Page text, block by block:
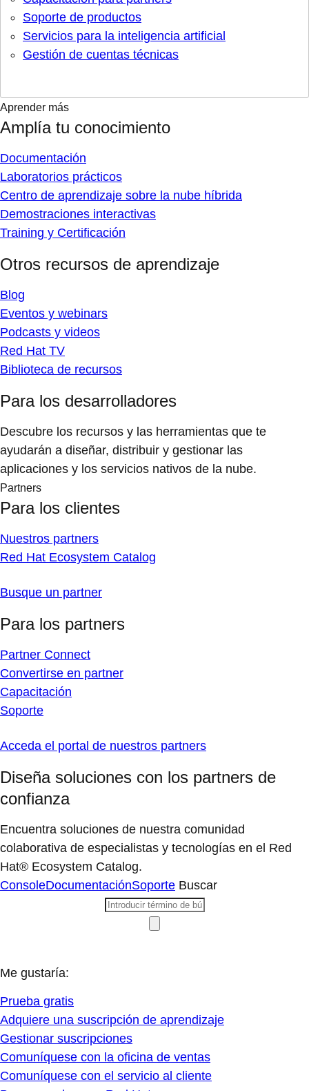
Soporte de productos
Servicios para la inteligencia artificial
Gestión de cuentas técnicas
Aprender más
Amplía tu conocimiento
Documentación
Laboratorios prácticos
Centro de aprendizaje sobre la nube híbrida
Demostraciones interactivas
Training y Certificación
Otros recursos de aprendizaje
Blog
Eventos y webinars
Podcasts y videos
Red Hat TV
Biblioteca de recursos
Para los desarrolladores
Descubre los recursos y las herramientas que te
ayudarán a diseñar, distribuir y gestionar las
aplicaciones y los servicios nativos de la nube.
Partners
Para los clientes
Nuestros partners
Red Hat Ecosystem Catalog
Busque un partner
Para los partners
Partner Connect
Convertirse en partner
Capacitación
Soporte
Acceda el portal de nuestros partners
Diseña soluciones con los partners de
confianza
Encuentra soluciones de nuestra comunidad
colaborativa de especialistas y tecnologías en el Red
Hat® Ecosystem Catalog.
ConsoleDocumentaciónSoporte Buscar
Me gustaría:
Prueba gratis
Adquiere una suscripción de aprendizaje
Gestionar suscripciones
Comuníquese con la oficina de ventas
Comuníquese con el servicio al cliente